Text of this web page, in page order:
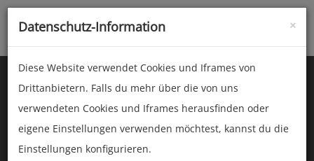
Toggle
×
Datenschutz-Information
Diese Website verwendet Cookies und Iframes von
Drittanbietern. Falls du mehr über die von uns
verwendeten Cookies und Iframes herausfinden oder
eigene Einstellungen verwenden möchtest, kannst du die
Einstellungen konfigurieren.